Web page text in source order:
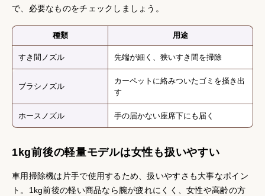
で、必要なものをチェックしましょう。
種類 用途
すき間ノズル 先端が細く、狭いすき間を掃除
ブラシノズル
カーペットに絡みついたゴミを掻き出
す
ホースノズル 手の届かない座席下にも届く
1kg前後の軽量モデルは女性も扱いやすい
車用掃除機は片手で使用するため、扱いやすさも大事なポイン
ト。1kg前後の軽い商品なら腕が疲れにくく、女性や高齢の方